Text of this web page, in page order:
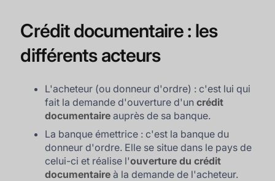
Crédit documentaire : les
différents acteurs
L'acheteur (ou donneur d'ordre) : c'est lui qui
fait la demande d'ouverture d'uncrédit
documentaire auprès de sa banque.
La banque émettrice : c'est la banque du
donneur d'ordre. Elle se situe dans le pays de
celui-ci et réalise l'ouverture du crédit
documentaire à la demande de l'acheteur.